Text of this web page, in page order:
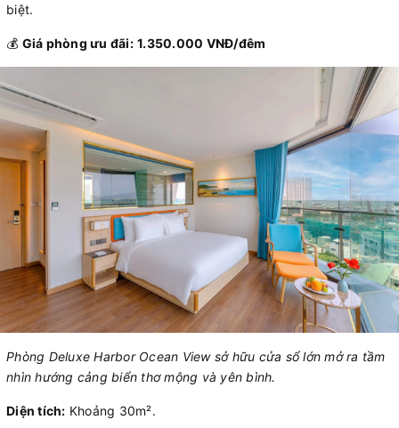
biệt.
💰 Giá phòng ưu đãi: 1.350.000 VNĐ/đêm
Phòng Deluxe Harbor Ocean View sở hữu cửa sổ lớn mở ra tầm
nhìn hướng cảng biển thơ mộng và yên bình.
Diện tích: Khoảng 30m².